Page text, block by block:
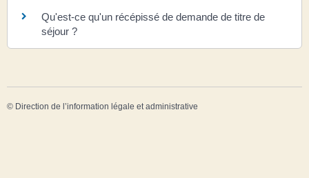
Qu'est-ce qu'un récépissé de demande de titre de
séjour ?
© Direction de l’information légale et administrative